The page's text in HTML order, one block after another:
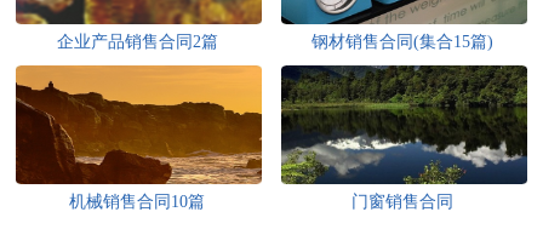
企业产品销售合同2篇 钢材销售合同(集合15篇)
机械销售合同10篇 门窗销售合同